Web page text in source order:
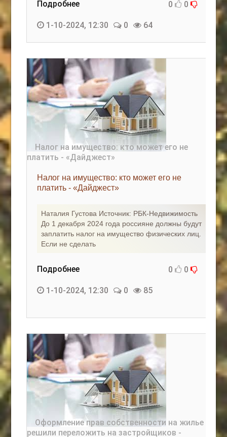
Подробнее 0 0
1-10-2024, 12:30 0 64
Налог на имущество: кто может его не
платить - «Дайджест»
Наталия Густова Источник: РБК-Недвижимость
До 1 декабря 2024 года россияне должны будут
заплатить налог на имущество физических лиц.
Если не сделать
Подробнее 0 0
1-10-2024, 12:30 0 85